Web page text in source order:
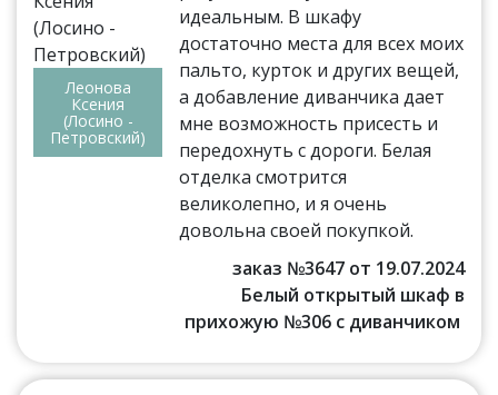
Леонова
Ксения
(Лосино -
Петровский)
идеальным. В шкафу
достаточно места для всех моих
пальто, курток и других вещей,
а добавление диванчика дает
мне возможность присесть и
передохнуть с дороги. Белая
отделка смотрится
великолепно, и я очень
довольна своей покупкой.
заказ №3647 от 19.07.2024
Белый открытый шкаф в
прихожую №306 с диванчиком